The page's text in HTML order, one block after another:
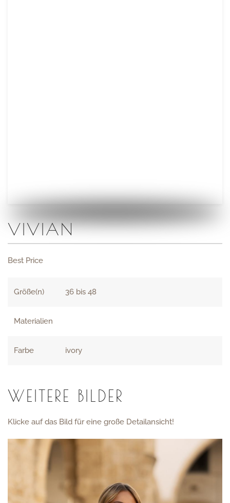
VIVIAN
Best Price
Größe(n) 36 bis 48
Materialien
Farbe ivory
WEITERE BILDER
Klicke auf das Bild für eine große Detailansicht!